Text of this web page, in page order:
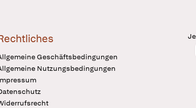
Geschäftsbedingungen
Nutzungsbedingungen